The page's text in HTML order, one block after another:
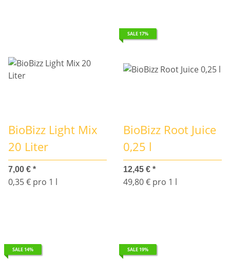
BioBizz Light Mix
20 Liter
7,00 € *
0,35 € pro 1 l
SALE 17%
BioBizz Root Juice
0,25 l
12,45 € *
49,80 € pro 1 l
SALE 14% SALE 19%